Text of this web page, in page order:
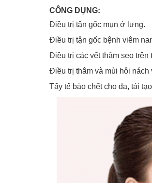
CÔNG DỤNG:
Điều trị tận gốc mụn ở lưng.
Điều trị tận gốc bệnh viêm
Điều trị các vết thâm sẹo trên
Điều trị thâm và mùi hôi nách
Tẩy tế bào chết cho da, tái